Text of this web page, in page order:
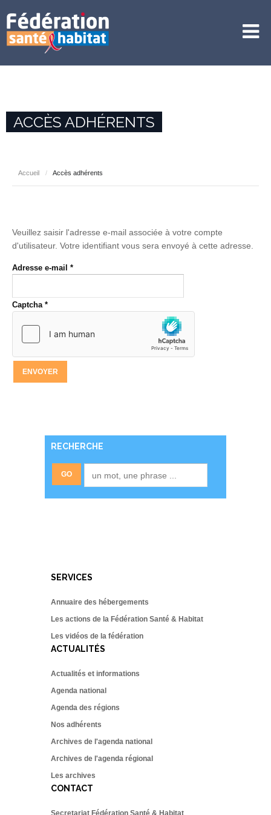
ACCÈS ADHÉRENTS
Accueil / Accès adhérents
Veuillez saisir l'adresse e-mail associée à votre compte
d'utilisateur. Votre identifiant vous sera envoyé à cette adresse.
Adresse e-mail *
Captcha*
ENVOYER
RECHERCHE
SERVICES
Annuaire des hébergements
Les actions de la Fédération Santé & Habitat
Les vidéos de la fédération
ACTUALITÉS
Actualités et informations
Agenda national
Agenda des régions
Nos adhérents
Archives de l'agenda national
Archives de l'agenda régional
Les archives
CONTACT
Secretariat Fédération Santé & Habitat